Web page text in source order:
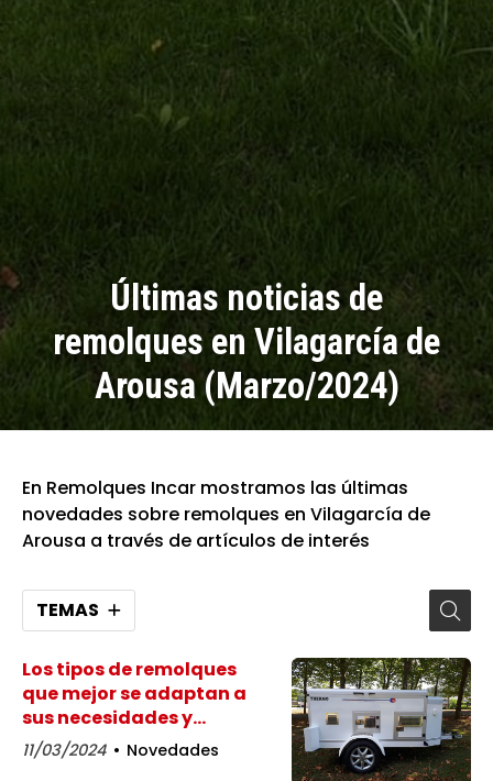
Últimas noticias de
remolques en Vilagarcía de
Arousa (Marzo/2024)
En Remolques Incar mostramos las últimas
novedades sobre remolques en Vilagarcía de
Arousa a través de artículos de interés
TEMAS
Los tipos de remolques
que mejor se adaptan a
sus necesidades y
espacio
11/03/2024 Novedades